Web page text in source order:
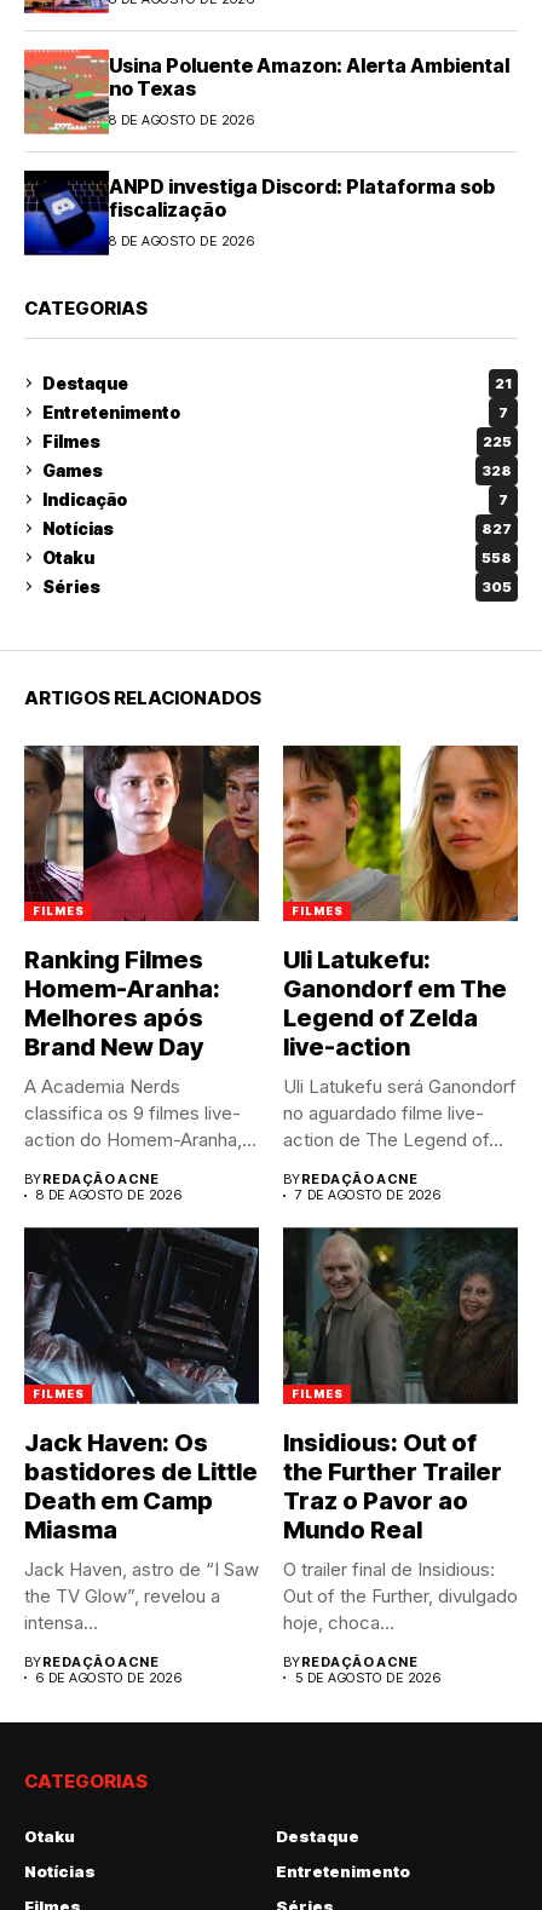
Usina Poluente Amazon: Alerta Ambiental
no Texas
8 DE AGOSTO DE 2026
ANPD investiga Discord: Plataforma sob
fiscalização
8 DE AGOSTO DE 2026
CATEGORIAS
Destaque 21
Entretenimento 7
Filmes 225
Games 328
Indicação 7
Notícias 827
Otaku 558
Séries 305
ARTIGOS RELACIONADOS
FILMES
Ranking Filmes
Homem-Aranha:
Melhores após
Brand New Day
A Academia Nerds
classifica os 9 filmes live-
action do Homem-Aranha,
BYREDAÇÃO ACNE
8 DE AGOSTO DE 2026
FILMES
Uli Latukefu:
Ganondorf em The
Legend of Zelda
live-action
Uli Latukefu será Ganondorf
no aguardado filme live-
action de The Legend of...
BYREDAÇÃO ACNE
7 DE AGOSTO DE 2026
FILMES
Jack Haven: Os
bastidores de Little
Death em Camp
Miasma
Jack Haven, astro de “I Saw
the TV Glow”, revelou a
intensa...
BYREDAÇÃO ACNE
6 DE AGOSTO DE 2026
FILMES
Insidious: Out of
the Further Trailer
Traz o Pavor ao
Mundo Real
O trailer final de Insidious:
Out of the Further, divulgado
hoje, choca...
BYREDAÇÃO ACNE
5 DE AGOSTO DE 2026
CATEGORIAS
Otaku
Destaque
Notícias
Entretenimento